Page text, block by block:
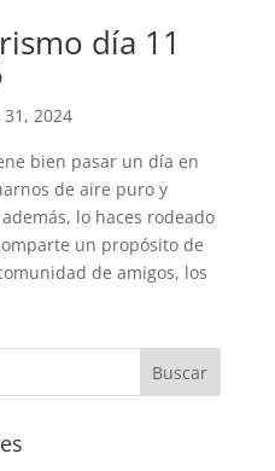
día 11
31, 2024
bien pasar un día en
de aire puro y
lo haces rodeado
un propósito de
de amigos, los